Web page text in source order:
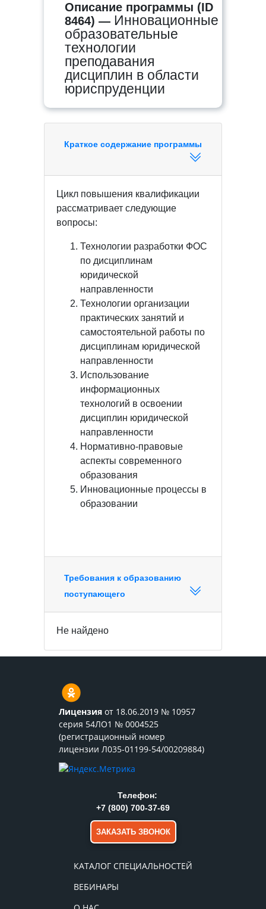
Описание программы (ID
8464) — Инновационные
образовательные
технологии
преподавания
дисциплин в области
юриспруденции
Краткое содержание программы
Цикл повышения квалификации
рассматривает следующие
вопросы:
Технологии разработки ФОС
по дисциплинам
юридической
направленности
Технологии организации
практических занятий и
самостоятельной работы по
дисциплинам юридической
направленности
Использование
информационных
технологий в освоении
дисциплин юридической
направленности
Нормативно-правовые
аспекты современного
образования
Инновационные процессы в
образовании
Требования к образованию
поступающего
Не найдено
Лицензия от 18.06.2019 № 10957
серия 54ЛО1 № 0004525
(регистрационный номер
лицензии Л035-01199-54/00209884)
КАТАЛОГ СПЕЦИАЛЬНОСТЕЙ
ВЕБИНАРЫ
Телефон:
+7 (800) 700-37-69
ЗАКАЗАТЬ ЗВОНОК